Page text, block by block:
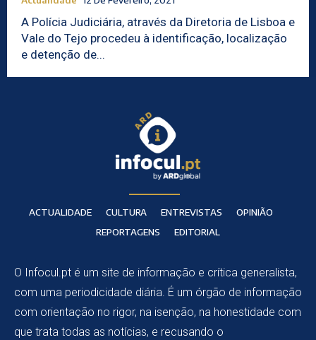
A Polícia Judiciária, através da Diretoria de Lisboa e
Vale do Tejo procedeu à identificação, localização
e detenção de...
ACTUALIDADE CULTURA ENTREVISTAS
OPINIÃO
REPORTAGENS
EDITORIAL
O Infocul.pt é um site de informação e crítica generalista,
com uma periodicidade diária. É um órgão de informação
com orientação no rigor, na isenção, na honestidade com
que trata todas as notícias, e recusando o